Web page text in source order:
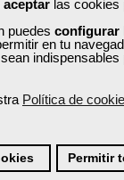
aceptar las cookies
puedes configurar
en tu
indispensables
Política de
Permitir
el
y
o mejorar tu